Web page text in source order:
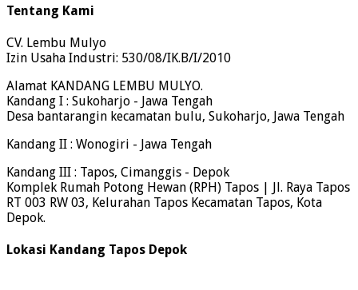
Tentang Kami
CV. Lembu Mulyo
Izin Usaha Industri: 530/08/IK.B/I/2010
Alamat KANDANG LEMBU MULYO.
Kandang I : Sukoharjo - Jawa Tengah
Desa bantarangin kecamatan bulu, Sukoharjo, Jawa Tengah
Kandang II : Wonogiri - Jawa Tengah
Kandang III : Tapos, Cimanggis - Depok
Komplek Rumah Potong Hewan (RPH) Tapos | Jl. Raya Tapos
RT 003 RW 03, Kelurahan Tapos Kecamatan Tapos, Kota
Depok.
Lokasi Kandang Tapos Depok